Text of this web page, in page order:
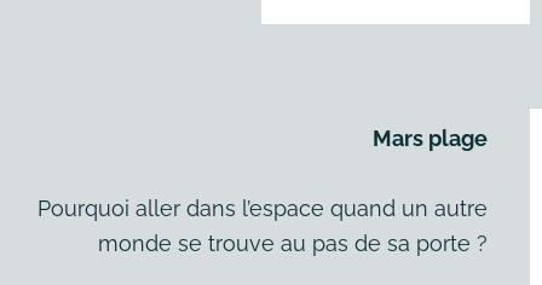
Mars plage
Pourquoi aller dans l’espace quand un autre
monde se trouve au pas de sa porte ?